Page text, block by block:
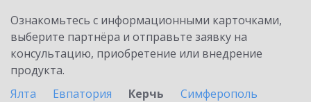
Ознакомьтесь с информационными карточками,
выберите партнёра и отправьте заявку на
консультацию, приобретение или внедрение
продукта.
Ялта
Евпатория Керчь
Симферополь